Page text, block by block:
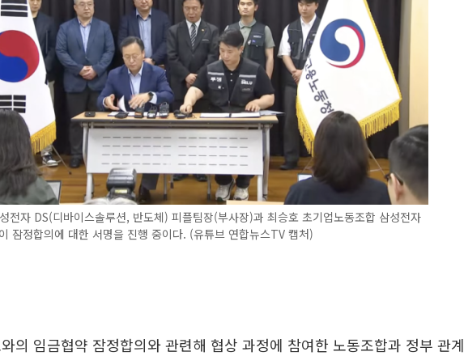
전자 DS(디바이스솔루션, 반도체) 피플팀장(부사장)과 최승호 초기업노동조합 삼성전자
잠정합의에 대한 서명을 진행 중이다. (유튜브 연합뉴스TV 캡처)
의 임금협약 잠정합의와 관련해 협상 과정에 참여한 노동조합과 정부 관계